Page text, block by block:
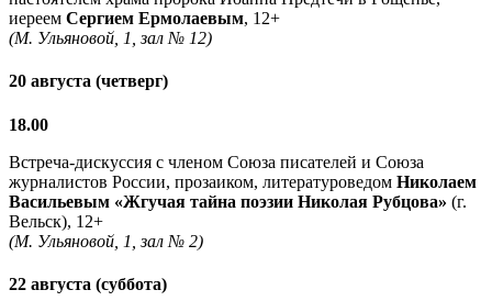
иереем Сергием Ермолаевым, 12+
(М. Ульяновой, 1, зал № 12)
20 августа (четверг)
18.00
Встреча-дискуссия с членом Союза писателей и Союза
журналистов России, прозаиком, литературоведом Николаем
Васильевым «Жгучая тайна поэзии Николая Рубцова» (г.
Вельск), 12+
(М. Ульяновой, 1, зал № 2)
22 августа (суббота)